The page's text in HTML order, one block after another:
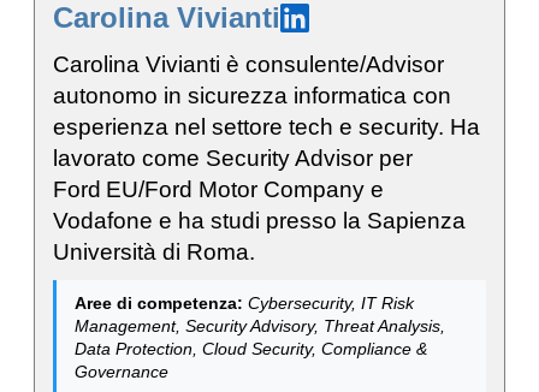
Carolina Vivianti
Carolina Vivianti è consulente/Advisor
autonomo in sicurezza informatica con
esperienza nel settore tech e security. Ha
lavorato come Security Advisor per
Ford EU/Ford Motor Company e
Vodafone e ha studi presso la Sapienza
Università di Roma.
Aree di competenza: Cybersecurity, IT Risk
Management, Security Advisory, Threat Analysis,
Data Protection, Cloud Security, Compliance &
Governance